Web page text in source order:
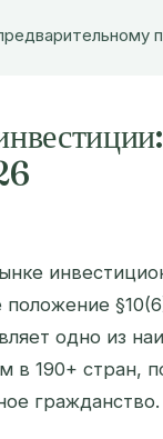
одно из
в 190+ стран,
гражданство.